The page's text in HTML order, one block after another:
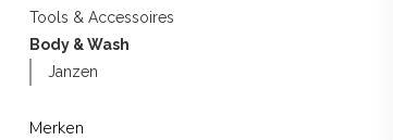
Tools & Accessoires
Body & Wash
Janzen
Merken